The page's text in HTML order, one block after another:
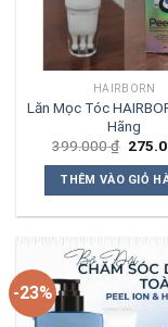
HAIRBORN
Lăn Mọc Tóc
Hãng
399.000₫ Giá
là:
THÊM VÀO GIỎ
-23%